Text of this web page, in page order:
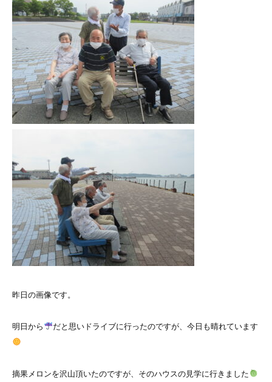
昨日の画像です。
明日から だと思いドライブに行ったのですが、今日も晴れています
摘果メロンを沢山頂いたのですが、そのハウスの見学に行きました